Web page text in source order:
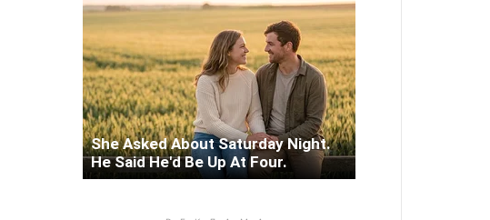
She Asked About Saturday Night.
He Said He'd Be Up At Four.